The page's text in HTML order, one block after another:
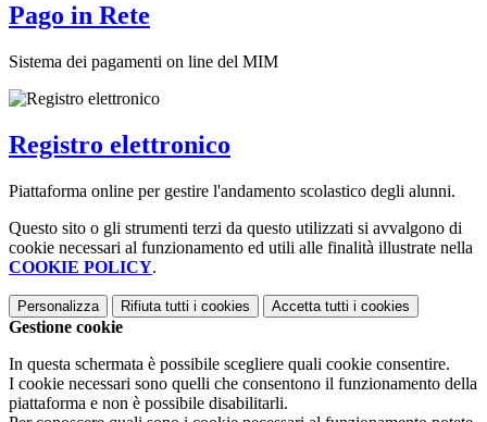
Pago in Rete
Sistema dei pagamenti on line del MIM
Registro elettronico
Piattaforma online per gestire l'andamento scolastico degli alunni.
Questo sito o gli strumenti terzi da questo utilizzati si avvalgono di
cookie necessari al funzionamento ed utili alle finalità illustrate nella
COOKIE POLICY.
Personalizza Rifiuta tutti i cookies Accetta tutti i cookies
Gestione cookie
In questa schermata è possibile scegliere quali cookie consentire.
I cookie necessari sono quelli che consentono il funzionamento della
piattaforma e non è possibile disabilitarli.